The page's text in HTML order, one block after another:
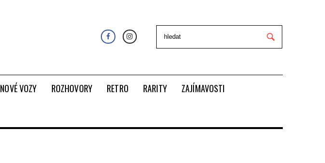
NOVÉ VOZY ROZHOVORY RETRO RARITY
ZAJÍMAVOSTI